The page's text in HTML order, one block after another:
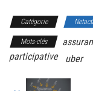
Catégorie
Mots-clés
participative
uber